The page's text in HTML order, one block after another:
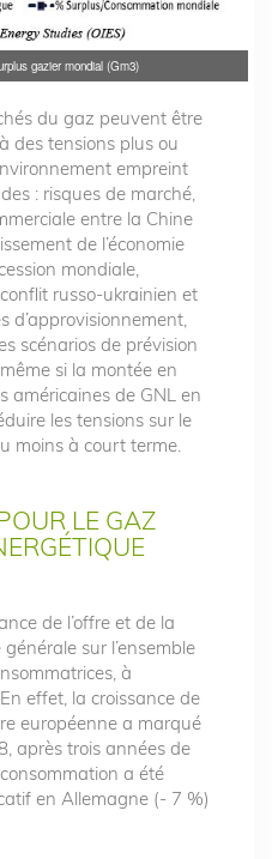
gazier mondial (Gm3)
du gaz peuvent être
des tensions plus ou
empreint
: risques de marché,
entre la Chine
de l’économie
mondiale,
russo-ukrainien et
d’approvisionnement,
scénarios de prévision
si la montée en
américaines de GNL en
les tensions sur le
moins à court terme.
LE GAZ
de l’offre et de la
sur l’ensemble
à
effet, la croissance de
européenne a marqué
après trois années de
a été
en Allemagne (- 7 %)